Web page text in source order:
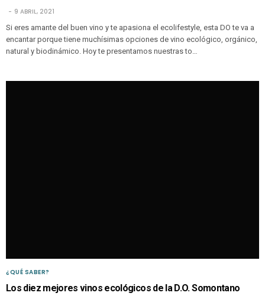
9 ABRIL, 2021
Si eres amante del buen vino y te apasiona el ecolifestyle, esta DO te va a
encantar porque tiene muchísimas opciones de vino ecológico, orgánico,
natural y biodinámico. Hoy te presentamos nuestras to…
¿QUÉ SABER?
Los diez mejores vinos ecológicos de la D.O. Somontano